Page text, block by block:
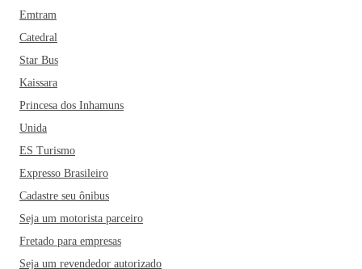
Emtram
Catedral
Star Bus
Kaissara
Princesa dos Inhamuns
Unida
ES Turismo
Expresso Brasileiro
Cadastre seu ônibus
Seja um motorista parceiro
Fretado para empresas
Seja um revendedor autorizado